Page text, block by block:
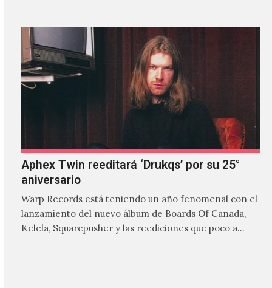
Aphex Twin reeditará ‘Drukqs’ por su 25°
aniversario
Warp Records está teniendo un año fenomenal con el
lanzamiento del nuevo álbum de Boards Of Canada,
Kelela, Squarepusher y las reediciones que poco a…